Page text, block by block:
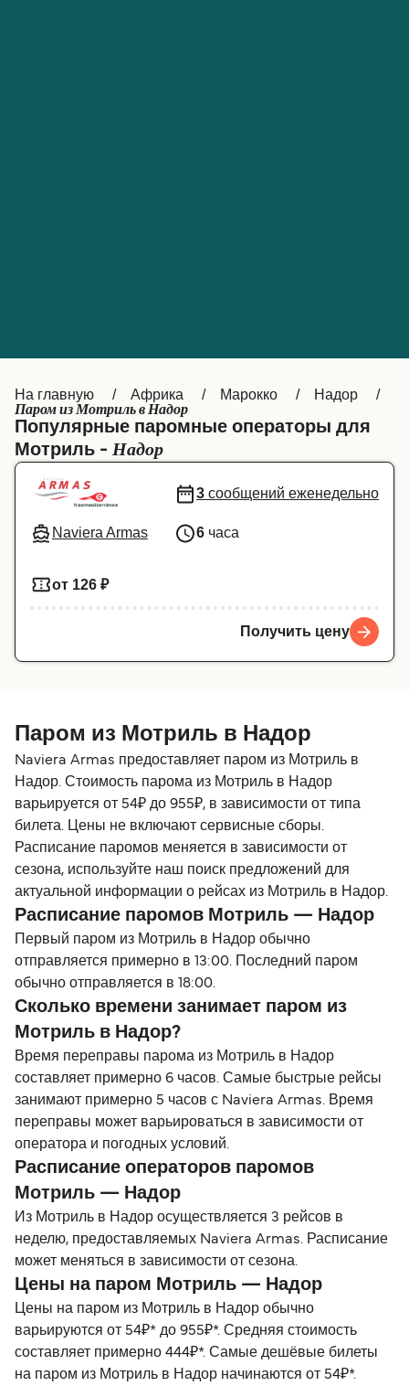
Italia Canada (FR)
Canada België (NL)
Ελλάδα Belgique (FR)
Polska Deutschland
Schweiz (DE)
المغرب Maroc (FR)
На главную Африка Марокко Надор
Паром из Мотриль в Надор
Популярные паромные операторы для
Мотриль - Надор
Naviera Armas
3 сообщений еженедельно
6 часа
от 126 ₽
Получить цену
Паром из Мотриль в Надор
Naviera Armas предоставляет паром из Мотриль в
Надор. Стоимость парома из Мотриль в Надор
варьируется от 54₽ до 955₽, в зависимости от типа
билета. Цены не включают сервисные сборы.
Расписание паромов меняется в зависимости от
сезона, используйте наш поиск предложений для
актуальной информации о рейсах из Мотриль в Надор.
Расписание паромов Мотриль — Надор
Первый паром из Мотриль в Надор обычно
отправляется примерно в 13:00. Последний паром
обычно отправляется в 18:00.
Сколько времени занимает паром из
Мотриль в Надор?
Время переправы парома из Мотриль в Надор
составляет примерно 6 часов. Самые быстрые рейсы
занимают примерно 5 часов с Naviera Armas. Время
переправы может варьироваться в зависимости от
оператора и погодных условий.
Расписание операторов паромов
Мотриль — Надор
Из Мотриль в Надор осуществляется 3 рейсов в
неделю, предоставляемых Naviera Armas. Расписание
может меняться в зависимости от сезона.
Цены на паром Мотриль — Надор
Цены на паром из Мотриль в Надор обычно
варьируются от 54₽* до 955₽*. Средняя стоимость
составляет примерно 444₽*. Самые дешёвые билеты
на паром из Мотриль в Надор начинаются от 54₽*.